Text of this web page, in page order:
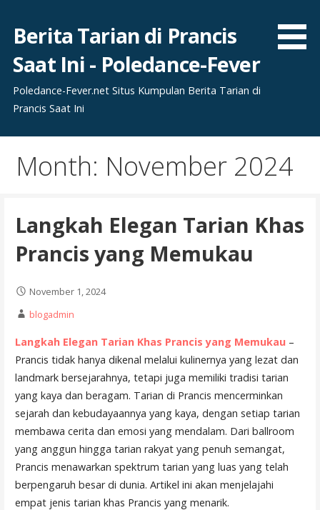
content
Berita Tarian di Prancis
Saat Ini - Poledance-Fever
Poledance-Fever.net Situs Kumpulan Berita Tarian di
Prancis Saat Ini
Month: November 2024
Langkah Elegan Tarian Khas
Prancis yang Memukau
November 1, 2024
blogadmin
Langkah Elegan Tarian Khas Prancis yang Memukau–
Prancis tidak hanya dikenal melalui kulinernya yang lezat dan
landmark bersejarahnya, tetapi juga memiliki tradisi tarian
yang kaya dan beragam. Tarian di Prancis mencerminkan
sejarah dan kebudayaannya yang kaya, dengan setiap tarian
membawa cerita dan emosi yang mendalam. Dari ballroom
yang anggun hingga tarian rakyat yang penuh semangat,
Prancis menawarkan spektrum tarian yang luas yang telah
berpengaruh besar di dunia. Artikel ini akan menjelajahi
empat jenis tarian khas Prancis yang menarik.